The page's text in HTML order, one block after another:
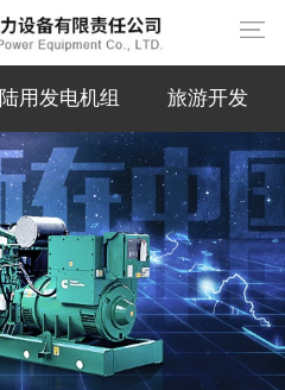
陆用发电机组 旅游开发